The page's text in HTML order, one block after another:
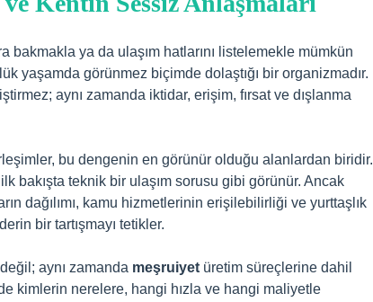
bakmakla ya da ulaşım hatlarını listelemekle mümkün
yaşamda görünmez biçimde dolaştığı bir organizmadır.
aynı zamanda iktidar, erişim, fırsat ve dışlanma
bu dengenin en görünür olduğu alanlardan biridir.
bakışta teknik bir ulaşım sorusu gibi görünür. Ancak
dağılımı, kamu hizmetlerinin erişilebilirliği ve yurttaşlık
bir tartışmayı tetikler.
aynı zamanda meşruiyet üretim süreçlerine dahil
kimlerin nerelere, hangi hızla ve hangi maliyetle